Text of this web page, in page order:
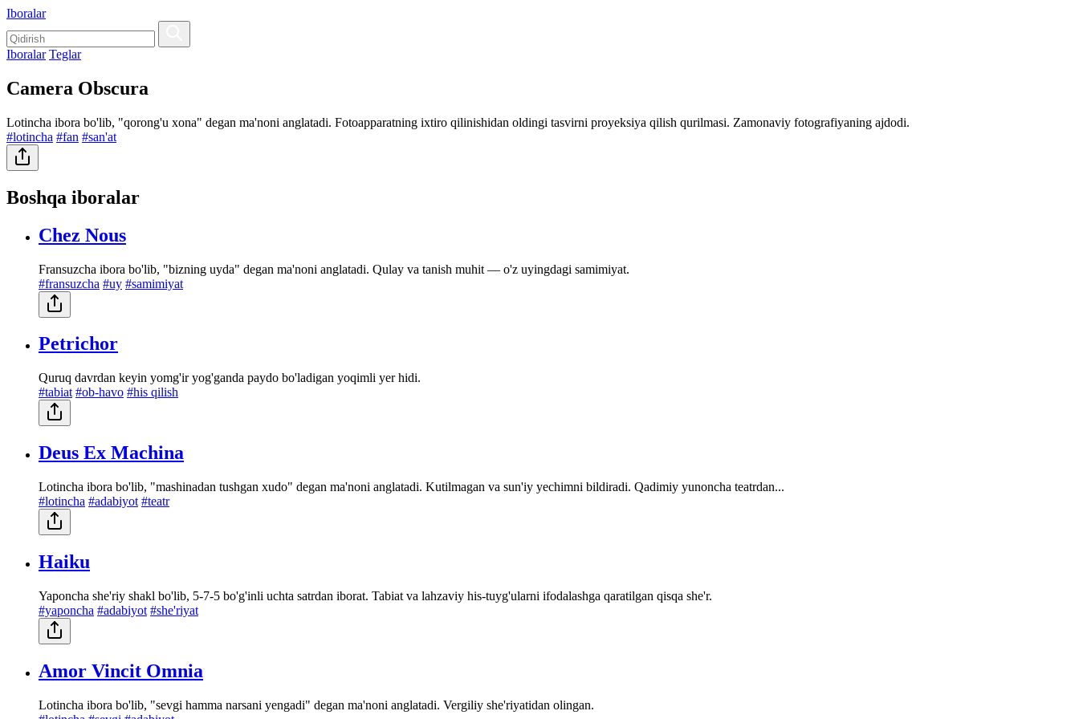
Iboralar
Iboralar Teglar
Camera Obscura
Lotincha ibora bo'lib, "qorong'u xona" degan ma'noni anglatadi. Fotoapparatning ixtiro qilinishidan oldingi tasvirni proyeksiya qilish qurilmasi. Zamonaviy fotografiyaning ajdodi.
#lotincha #fan #san'at
Boshqa iboralar
Chez Nous
Fransuzcha ibora bo'lib, "bizning uyda" degan ma'noni anglatadi. Qulay va tanish muhit — o'z uyingdagi samimiyat.
#fransuzcha #uy #samimiyat
Petrichor
Quruq davrdan keyin yomg'ir yog'ganda paydo bo'ladigan yoqimli yer hidi.
#tabiat #ob-havo #his qilish
Deus Ex Machina
Lotincha ibora bo'lib, "mashinadan tushgan xudo" degan ma'noni anglatadi. Kutilmagan va sun'iy yechimni bildiradi. Qadimiy yunoncha teatrdan...
#lotincha #adabiyot #teatr
Haiku
Yaponcha she'riy shakl bo'lib, 5-7-5 bo'g'inli uchta satrdan iborat. Tabiat va lahzaviy his-tuyg'ularni ifodalashga qaratilgan qisqa she'r.
#yaponcha #adabiyot #she'riyat
Amor Vincit Omnia
Lotincha ibora bo'lib, "sevgi hamma narsani yengadi" degan ma'noni anglatadi. Vergiliy she'riyatidan olingan.